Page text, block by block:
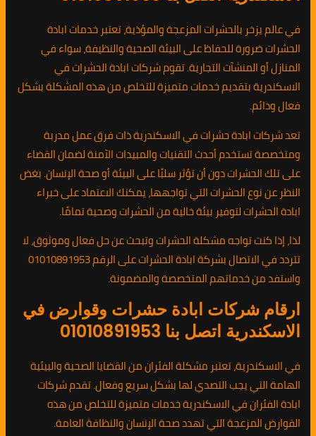
في عالم يزخر بالحشرات المزعجة والمؤذية، تعتبر خدمات ابادة
الحشرات ضرورة للحفاظ على البيئة الصحية والنظيفة، سواء في
المنازل أو المنشآت التجارية. تقوم شركات ابادة الحشرات في
الاسكندرية بتقديم خدمات متميزة للتخلص من هذه المشكلة بشكل
فعال ودائم.
تعد شركات ابادة حشرات في الاسكندرية ذات فرق عمل مدربة
ومتخصصة تستخدم أحدث التقنيات والمبيدات الآمنة لضمان القضاء
على تلك الحشرات دون أن تؤثر سلبًا على البيئة أو صحة الإنسان. بغض
النظر عن نوع الحشرات التي تواجهها، يمكنك الاعتماد على خبراء
ابادة الحشرات لتوفير بيئة خالية من الحشرات وصحية تمامًا.
لذا، إذا كنت تواجه مشكلة الحشرات وتبحث عن حل فعال وموثوق، لا
تتردد في الاتصال بشركة ابادة الحشرات على الرقم 01010891953
واستفد من خدماتهم المتخصصة والمضمونة.
ارقام شركات ابادة حشرات وقوارض في
الاسكندرية اتصل بنا 01010891953
في الاسكندرية، تعتبر مشكلة الفئران من القضايا الصحية والبيئية
الهامة التي يجب التصدي لها بشكل سريع وفعال. تقدم شركات
ابادة الفئران في الاسكندرية خدمات متميزة للتخلص من هذه
القوارض المزعجة التي تهدد صحة الإنسان والنظافة العامة.